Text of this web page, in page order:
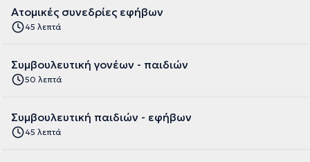
Ατομικές συνεδρίες εφήβων
45 λεπτά
Συμβουλευτική γονέων - παιδιών
50 λεπτά
Συμβουλευτική παιδιών - εφήβων
45 λεπτά